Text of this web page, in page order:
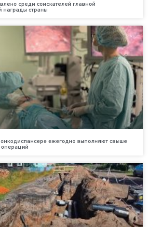
среди соискателей главной
награды страны
ежегодно выполняют свыше